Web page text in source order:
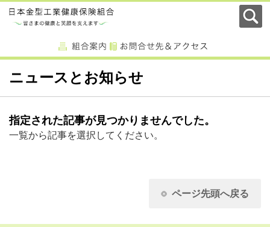
ニュースとお知らせ
指定された記事が見つかりませんでした。
一覧から記事を選択してください。
ページ先頭へ戻る